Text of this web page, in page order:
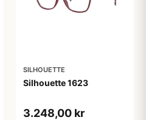
SILHOUETTE
Silhouette 1623
3.248,00 kr